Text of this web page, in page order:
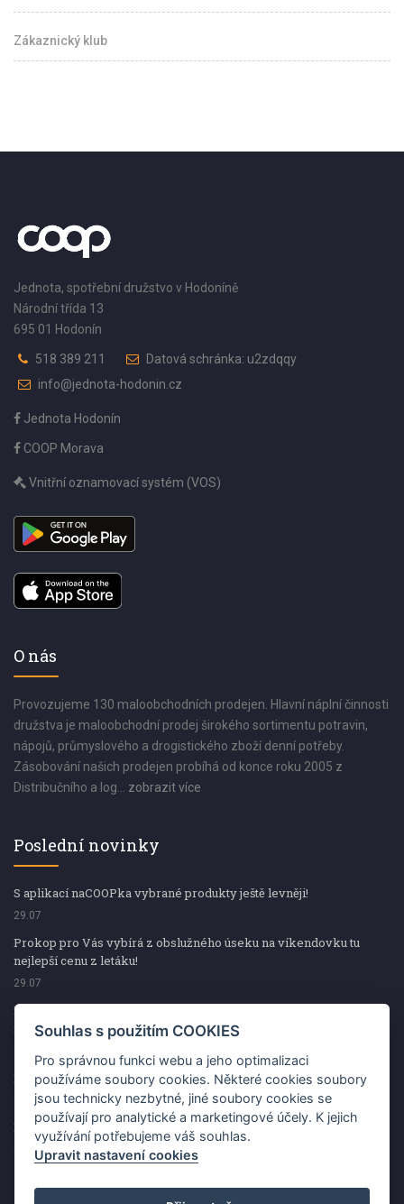
Zákaznický klub
Jednota, spotřební družstvo v Hodoníně
Národní třída 13
695 01 Hodonín
518 389 211
Datová schránka: u2zdqqy
info@jednota-hodonin.cz
Jednota Hodonín
COOP Morava
Vnitřní oznamovací systém (VOS)
O nás
Provozujeme 130 maloobchodních prodejen. Hlavní náplní činnosti
družstva je maloobchodní prodej širokého sortimentu potravin,
nápojů, průmyslového a drogistického zboží denní potřeby.
Zásobování našich prodejen probíhá od konce roku 2005 z
Distribučního a log... zobrazit více
Poslední novinky
S aplikací naCOOPka vybrané produkty ještě levněji!
29.07
Prokop pro Vás vybírá z obslužného úseku na víkendovku tu
nejlepší cenu z letáku!
29.07
Prokop pro Vás vybírá z obslužného úseku na víkendovku tu
nejlepší cenu z letáku!
Kup špekáčky od Váhaly a vyhraj s naCOOPkou sekerku Fiskars
29.07
Prokop pro Vás vybírá na víkendovku ty nejlepší ceny z letáku!
29.07
Souhlas s použitím COOKIES
Pro správnou funkci webu a jeho optimalizaci
používáme soubory cookies. Některé cookies soubory
jsou technicky nezbytné, jiné soubory cookies se
používají pro analytické a marketingové účely. K jejich
využívání potřebujeme váš souhlas.
Upravit nastavení cookies